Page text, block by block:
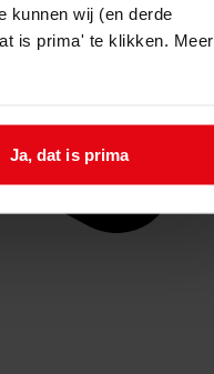
kunnen wij (en derde
is prima' te klikken. Meer
Ja, dat is prima